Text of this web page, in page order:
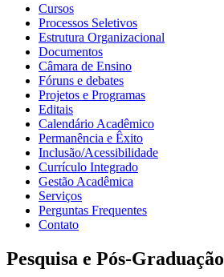
Cursos
Processos Seletivos
Estrutura Organizacional
Documentos
Câmara de Ensino
Fóruns e debates
Projetos e Programas
Editais
Calendário Acadêmico
Permanência e Êxito
Inclusão/Acessibilidade
Currículo Integrado
Gestão Acadêmica
Serviços
Perguntas Frequentes
Contato
Pesquisa e Pós-Graduação